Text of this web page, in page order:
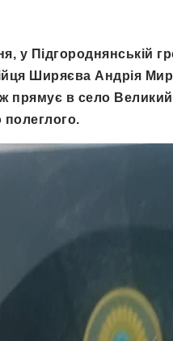
у Підгороднянській
Ширяєва Андрія
прямує в село